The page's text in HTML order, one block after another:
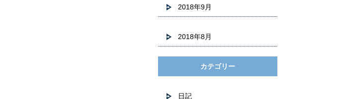
2018年9月
2018年8月
カテゴリー
日記